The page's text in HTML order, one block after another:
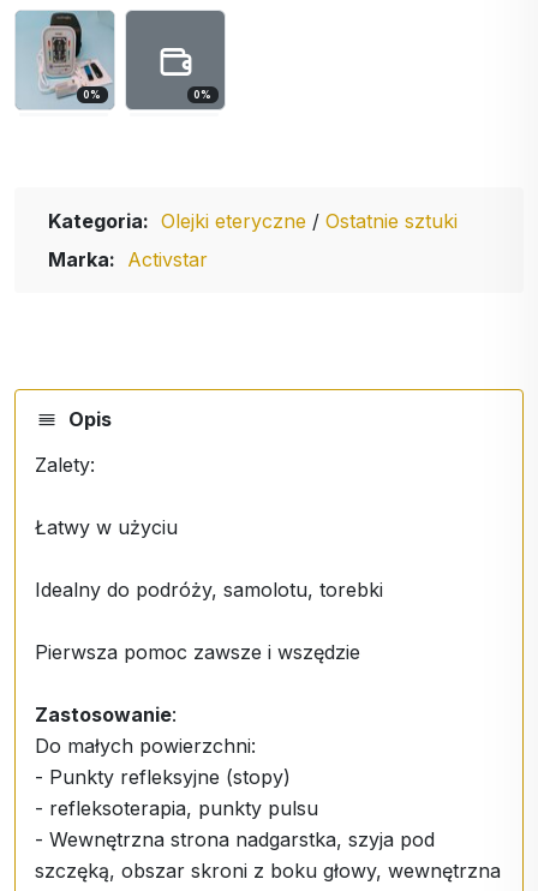
0% 0%
Kategoria: Olejki eteryczne / Ostatnie sztuki
Marka: Activstar
Opis
Zalety:
Łatwy w użyciu
Idealny do podróży, samolotu, torebki
Pierwsza pomoc zawsze i wszędzie
Zastosowanie:
Do małych powierzchni:
- Punkty refleksyjne (stopy)
- refleksoterapia, punkty pulsu
- Wewnętrzna strona nadgarstka, szyja pod
szczęką, obszar skroni z boku głowy, wewnętrzna